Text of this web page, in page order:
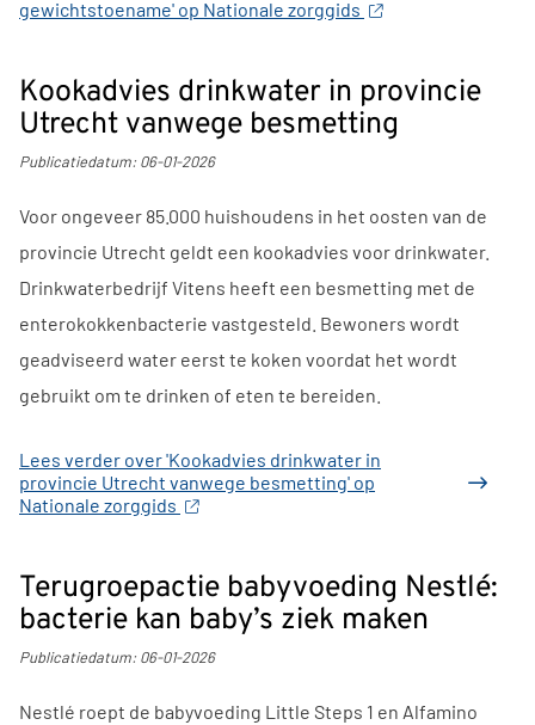
gewichtstoename' op Nationale zorggids
Kookadvies drinkwater in provincie
Utrecht vanwege besmetting
Publicatiedatum: 06-01-2026
Voor ongeveer 85.000 huishoudens in het oosten van de
provincie Utrecht geldt een kookadvies voor drinkwater.
Drinkwaterbedrijf Vitens heeft een besmetting met de
enterokokkenbacterie vastgesteld. Bewoners wordt
geadviseerd water eerst te koken voordat het wordt
gebruikt om te drinken of eten te bereiden.
Lees verder over 'Kookadvies drinkwater in
provincie Utrecht vanwege besmetting' op
Nationale zorggids
Terugroepactie babyvoeding Nestlé:
bacterie kan baby’s ziek maken
Publicatiedatum: 06-01-2026
Nestlé roept de babyvoeding Little Steps 1 en Alfamino